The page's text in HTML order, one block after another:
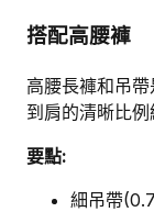
搭配高腰褲
高腰長褲和吊
到肩的清晰比例
要點:
細吊帶